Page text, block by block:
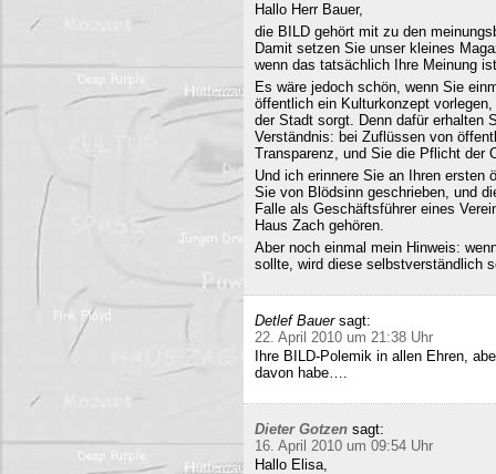
Hallo Herr Bauer,
die BILD gehört mit zu den
Damit setzen Sie unser kleines
wenn das tatsächlich Ihre Meinung
Es wäre jedoch schön, wenn Sie
öffentlich ein Kulturkonzept
der Stadt sorgt. Denn dafür erhalten
Verständnis: bei Zuflüssen von
Transparenz, und Sie die Pflicht der
Und ich erinnere Sie an Ihren ersten
Sie von Blödsinn geschrieben, und
Falle als Geschäftsführer eines
Haus Zach gehören.
Aber noch einmal mein Hinweis:
sollte, wird diese selbstverständlich
Detlef Bauer sagt:
22. April 2010 um 21:38 Uhr
Ihre BILD-Polemik in allen Ehren,
davon habe….
Dieter Gotzen sagt:
16. April 2010 um 09:54 Uhr
Hallo Elisa,